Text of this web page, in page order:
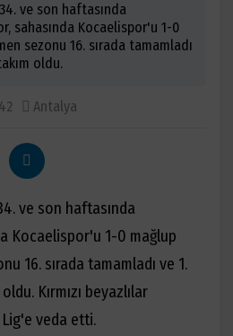
ve son haftasında
sahasında Kocaelispor'u 1-0
sezonu 16. sırada tamamladı
oldu.
Antalya
ve son haftasında
Kocaelispor'u 1-0 mağlup
16. sırada tamamladı ve 1.
Kırmızı beyazlılar
veda etti.